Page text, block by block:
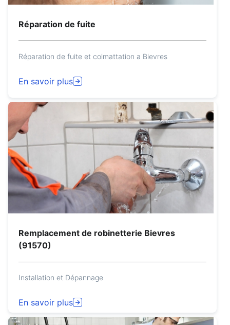
Réparation de fuite
Réparation de fuite et colmattation a Bievres
En savoir plus
Remplacement de robinetterie Bievres
(91570)
Installation et Dépannage
En savoir plus